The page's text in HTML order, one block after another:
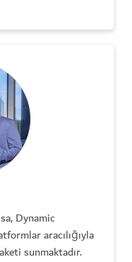
Dynamic
aracılığıyla
sunmaktadır.